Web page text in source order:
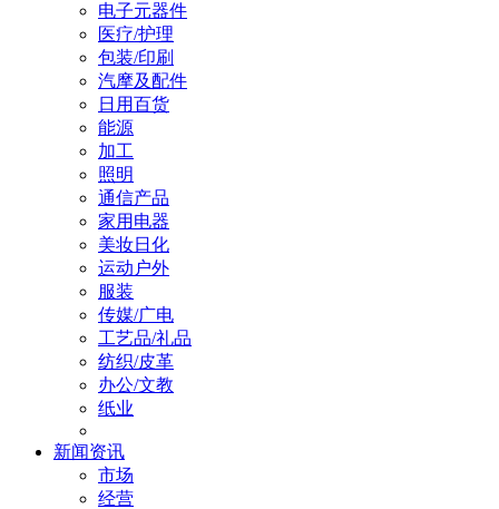
电子元器件
医疗/护理
包装/印刷
汽摩及配件
日用百货
能源
加工
照明
通信产品
家用电器
美妆日化
运动户外
服装
传媒/广电
工艺品/礼品
纺织/皮革
办公/文教
纸业
新闻资讯
市场
经营